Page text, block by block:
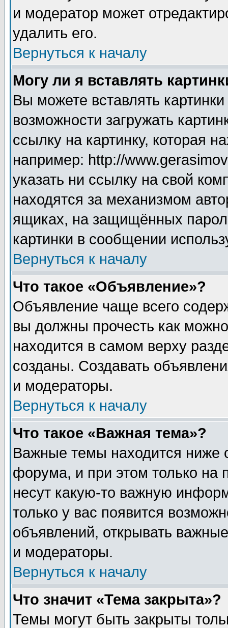
и модератор может
удалить его.
Вернуться к началу
Могу ли я вставлять
Вы можете вставлять
возможности загружать
ссылку на картинку, которая
например: http://
указать ни ссылку на свой
находятся за механизмом
ящиках, на защищённых
картинки в сообщении
Вернуться к началу
Что такое «Объявление»?
Объявление чаще всего
вы должны прочесть как
находится в самом верху
созданы. Создавать
и модераторы.
Вернуться к началу
Что такое «Важная тема»?
Важные темы находится ниже
форума, и при этом только на
несут какую-то важную
только у вас появится
объявлений, открывать
и модераторы.
Вернуться к началу
Что значит «Тема закрыта»?
Темы могут быть закрыты